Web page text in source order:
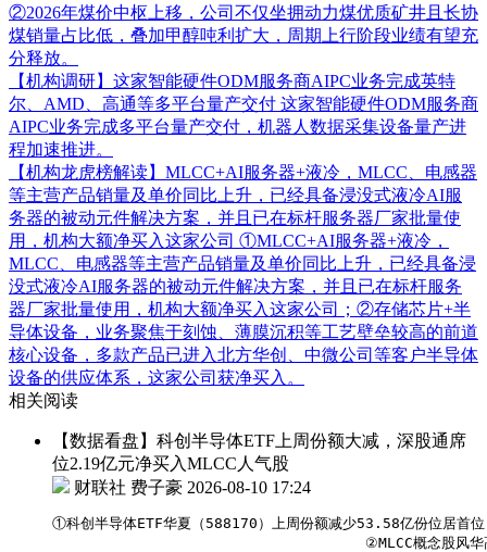
②2026年煤价中枢上移，公司不仅坐拥动力煤优质矿井且长协
煤销量占比低，叠加甲醇吨利扩大，周期上行阶段业绩有望充
分释放。
【机构调研】这家智能硬件ODM服务商AIPC业务完成英特
尔、AMD、高通等多平台量产交付 这家智能硬件ODM服务商
AIPC业务完成多平台量产交付，机器人数据采集设备量产进
程加速推进。
【机构龙虎榜解读】MLCC+AI服务器+液冷，MLCC、电感器
等主营产品销量及单价同比上升，已经具备浸没式液冷AI服
务器的被动元件解决方案，并且已在标杆服务器厂家批量使
用，机构大额净买入这家公司 ①MLCC+AI服务器+液冷，
MLCC、电感器等主营产品销量及单价同比上升，已经具备浸
没式液冷AI服务器的被动元件解决方案，并且已在标杆服务
器厂家批量使用，机构大额净买入这家公司；②存储芯片+半
导体设备，业务聚焦于刻蚀、薄膜沉积等工艺壁垒较高的前道
核心设备，多款产品已进入北方华创、中微公司等客户半导体
设备的供应体系，这家公司获净买入。
相关阅读
【数据看盘】科创半导体ETF上周份额大减，深股通席
位2.19亿元净买入MLCC人气股
财联社 费子豪 2026-08-10 17:24
①科创半导体ETF华夏（588170）上周份额减少53.58亿份位居首位
②MLCC概念股风华高